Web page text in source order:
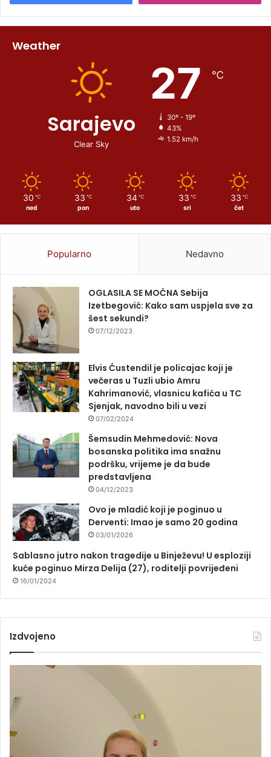
Weather
Sarajevo
Clear Sky
27 ℃
30º - 19º
43%
1.52 km/h
30 ℃
ned
33 ℃
pon
34 ℃
uto
33 ℃
sri
33 ℃
čet
Popularno Nedavno
OGLASILA SE MOĆNA Sebija
Izetbegović: Kako sam uspjela sve za
šest sekundi?
07/12/2023
Elvis Ćustendil je policajac koji je
večeras u Tuzli ubio Amru
Kahrimanović, vlasnicu kafića u TC
Sjenjak, navodno bili u vezi
07/02/2024
Šemsudin Mehmedović: Nova
bosanska politika ima snažnu
podršku, vrijeme je da bude
predstavljena
04/12/2023
Ovo je mladić koji je poginuo u
Derventi: Imao je samo 20 godina
03/01/2026
Sablasno jutro nakon tragedije u Binježevu! U esploziji
kuće poginuo Mirza Delija (27), roditelji povrijeđeni
16/01/2024
Izdvojeno